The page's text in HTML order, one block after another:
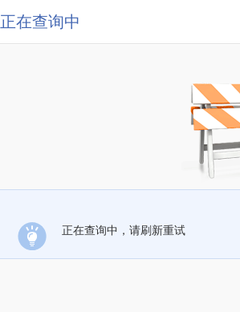
正在查询中
正在查询中，请刷新重试